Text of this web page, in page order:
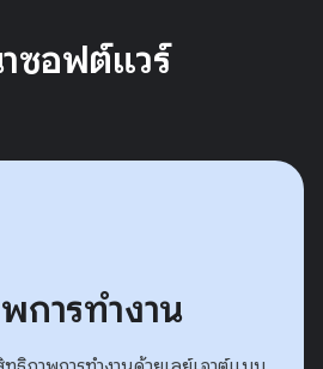
อฟต์แวร์
การทำงาน